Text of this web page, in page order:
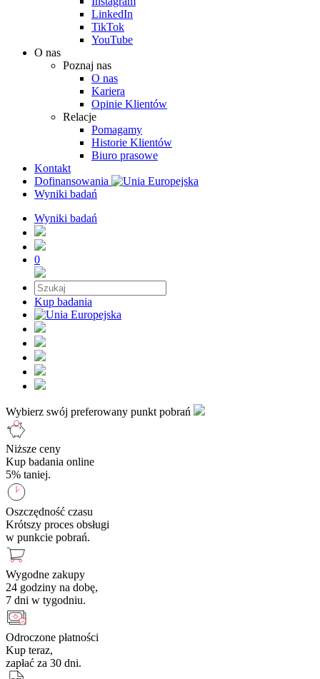
LinkedIn
TikTok
YouTube
O nas
Poznaj nas
O nas
Kariera
Opinie Klientów
Relacje
Pomagamy
Historie Klientów
Biuro prasowe
Kontakt
Dofinansowania
Wyniki badań
Wyniki badań
0
Kup badania
Wybierz swój preferowany punkt pobrań
Niższe ceny
Kup badania online
5% taniej.
Oszczędność czasu
Krótszy proces obsługi
w punkcie pobrań.
Wygodne zakupy
24 godziny na dobę,
7 dni w tygodniu.
Odroczone płatności
Kup teraz,
zapłać za 30 dni.